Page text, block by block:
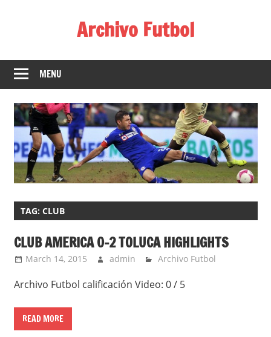
Archivo Futbol
Mejor
de
de
fútbol
MENU
TAG: CLUB
CLUB AMERICA 0-2 TOLUCA HIGHLIGHTS
March 14, 2015 admin Archivo Futbol
Archivo Futbol calificación Video: 0 / 5
READ MORE